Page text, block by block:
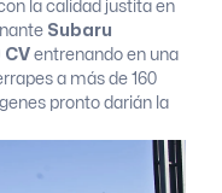
la calidad justita en
Subaru
CV entrenando en una
a más de 160
pronto darián la